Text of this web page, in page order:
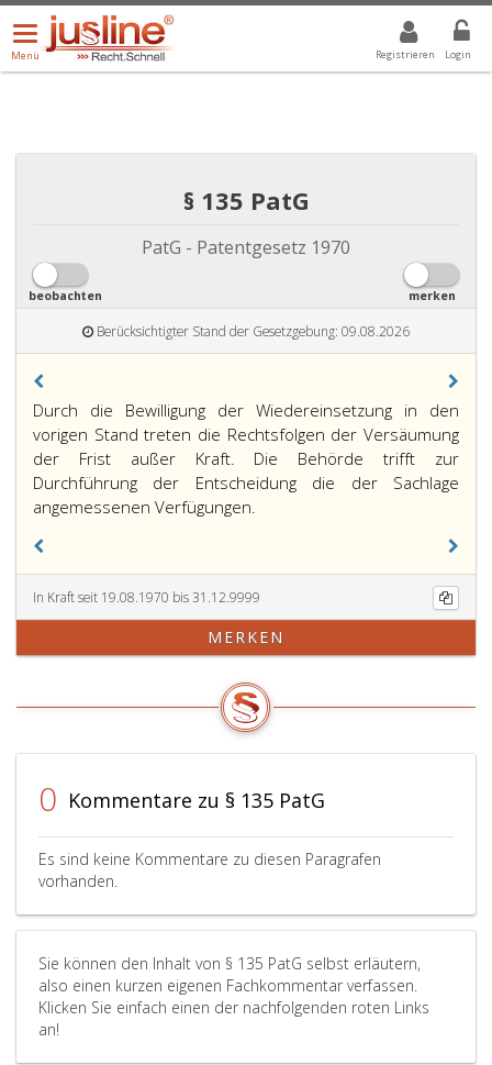
Registrieren Login
Menü
öffnen/schließen
Menü
ALLE DROPDOWN: GEWÄHLTER WERT IST ALLE
§ 135 PatG
PatG - Patentgesetz 1970
beobachten merken
Berücksichtigter Stand der Gesetzgebung: 09.08.2026
Paragraph
135,
Durch die Bewilligung der Wiedereinsetzung in den
vorigen Stand treten die Rechtsfolgen der Versäumung
der Frist außer Kraft. Die Behörde trifft zur
Durchführung der Entscheidung die der Sachlage
angemessenen Verfügungen.
In Kraft seit 19.08.1970 bis 31.12.9999
MERKEN
0 Kommentare zu § 135 PatG
Es sind keine Kommentare zu diesen Paragrafen
vorhanden.
Sie können den Inhalt von § 135 PatG selbst erläutern,
also einen kurzen eigenen Fachkommentar verfassen.
Klicken Sie einfach einen der nachfolgenden roten Links
an!